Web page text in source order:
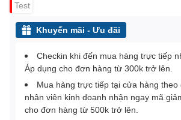
Test
Khuyến mãi - Ưu đãi
Checkin khi đến mua hàng trực tiếp
Áp dụng cho đơn hàng từ 300k trở lên.
Mua hàng trực tiếp tại cửa hàng
nhân viên kinh doanh nhận ngay mã
cho đơn hàng từ 500k trở lên.